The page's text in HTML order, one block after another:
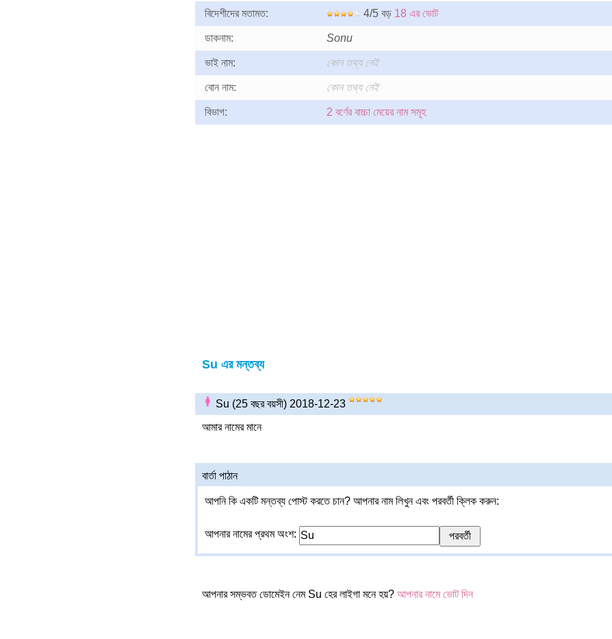
বিদেশীদের মতামত: 4/5 বড় 18 এর ভোট
ডাকনাম: Sonu
ভাই নাম: কোন তথ্য নেই
বোন নাম: কোন তথ্য নেই
বিভাগ: 2 বর্ণের বাচ্চা মেয়ের নাম সমূহ
Su এর মন্তব্য
Su (25 বছর বয়সী) 2018-12-23
আমার নামের মানে
বার্তা পাঠান
আপনি কি একটি মন্তব্য পোস্ট করতে চান? আপনার নাম লিখুন এবং পরবর্তী ক্লিক করুন:
আপনার নামের প্রথম অংশ:
আপনার সম্ভবত ডোমেইন নেম Su হের লাইগা মনে হয়? আপনার নামে ভোট দিন